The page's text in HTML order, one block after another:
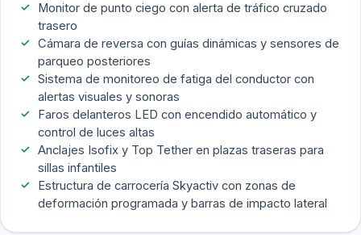
Monitor de punto ciego con alerta de tráfico cruzado
trasero
Cámara de reversa con guías dinámicas y sensores de
parqueo posteriores
Sistema de monitoreo de fatiga del conductor con
alertas visuales y sonoras
Faros delanteros LED con encendido automático y
control de luces altas
Anclajes Isofix y Top Tether en plazas traseras para
sillas infantiles
Estructura de carrocería Skyactiv con zonas de
deformación programada y barras de impacto lateral